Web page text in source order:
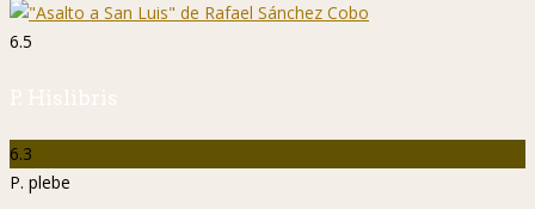
6.5
P. Hislibris
6.3
P. plebe